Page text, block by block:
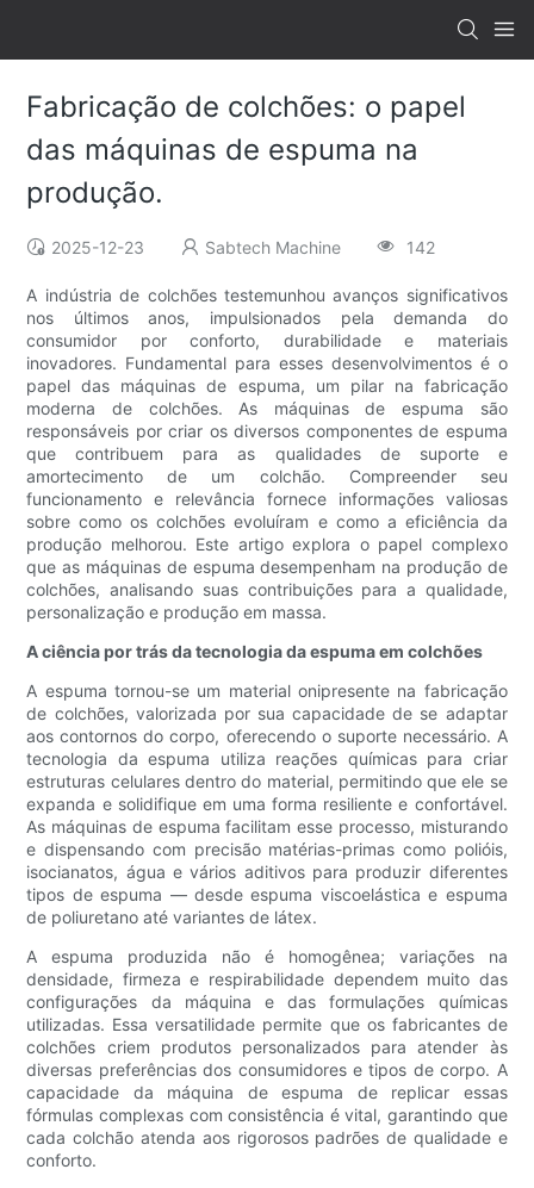
Fabricação de colchões: o papel
das máquinas de espuma na
produção.
2025-12-23 Sabtech Machine 142
A indústria de colchões testemunhou avanços significativos
nos últimos anos, impulsionados pela demanda do
consumidor por conforto, durabilidade e materiais
inovadores. Fundamental para esses desenvolvimentos é o
papel das máquinas de espuma, um pilar na fabricação
moderna de colchões. As máquinas de espuma são
responsáveis ​​por criar os diversos componentes de espuma
que contribuem para as qualidades de suporte e
amortecimento de um colchão. Compreender seu
funcionamento e relevância fornece informações valiosas
sobre como os colchões evoluíram e como a eficiência da
produção melhorou. Este artigo explora o papel complexo
que as máquinas de espuma desempenham na produção de
colchões, analisando suas contribuições para a qualidade,
personalização e produção em massa.
A ciência por trás da tecnologia da espuma em colchões
A espuma tornou-se um material onipresente na fabricação
de colchões, valorizada por sua capacidade de se adaptar
aos contornos do corpo, oferecendo o suporte necessário. A
tecnologia da espuma utiliza reações químicas para criar
estruturas celulares dentro do material, permitindo que ele se
expanda e solidifique em uma forma resiliente e confortável.
As máquinas de espuma facilitam esse processo, misturando
e dispensando com precisão matérias-primas como polióis,
isocianatos, água e vários aditivos para produzir diferentes
tipos de espuma — desde espuma viscoelástica e espuma
de poliuretano até variantes de látex.
A espuma produzida não é homogênea; variações na
densidade, firmeza e respirabilidade dependem muito das
configurações da máquina e das formulações químicas
utilizadas. Essa versatilidade permite que os fabricantes de
colchões criem produtos personalizados para atender às
diversas preferências dos consumidores e tipos de corpo. A
capacidade da máquina de espuma de replicar essas
fórmulas complexas com consistência é vital, garantindo que
cada colchão atenda aos rigorosos padrões de qualidade e
conforto.